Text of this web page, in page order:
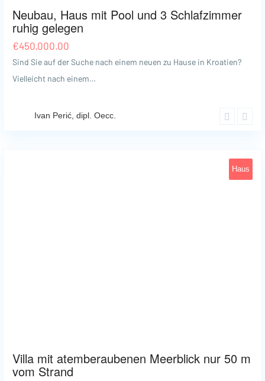
Neubau, Haus mit Pool und 3 Schlafzimmer
ruhig gelegen
€450,000.00
Sind Sie auf der Suche nach einem neuen zu Hause in Kroatien?
Vielleicht nach einem…
Ivan Perić, dipl. Oecc.
Haus
Villa mit atemberaubenen Meerblick nur 50 m
vom Strand